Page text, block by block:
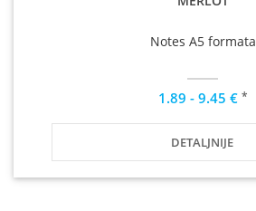
Notes A5 formata
1.89 - 9.45 € *
DETALJNIJE